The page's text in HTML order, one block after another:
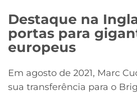
Destaque na
portas para
europeus
Em agosto de 2021, Marc
sua transferência para o